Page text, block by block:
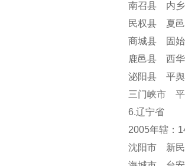
南召县 内
民权县 夏
商城县 固
鹿邑县 西
泌阳县 平
三门峡市
6.辽宁省
2005年辖：
沈阳市 新